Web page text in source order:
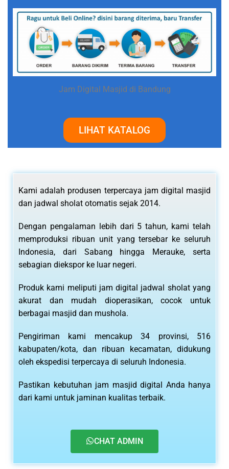
Jam Digital Masjid di Bandung
LIHAT KATALOG
Kami adalah produsen terpercaya jam digital masjid
dan jadwal sholat otomatis sejak 2014.
Dengan pengalaman lebih dari 5 tahun, kami telah
memproduksi ribuan unit yang tersebar ke seluruh
Indonesia, dari Sabang hingga Merauke, serta
sebagian diekspor ke luar negeri.
Produk kami meliputi jam digital jadwal sholat yang
akurat dan mudah dioperasikan, cocok untuk
berbagai masjid dan mushola.
Pengiriman kami mencakup 34 provinsi, 516
kabupaten/kota, dan ribuan kecamatan, didukung
oleh ekspedisi terpercaya di seluruh Indonesia.
Pastikan kebutuhan jam masjid digital Anda hanya
dari kami untuk jaminan kualitas terbaik.
CHAT ADMIN